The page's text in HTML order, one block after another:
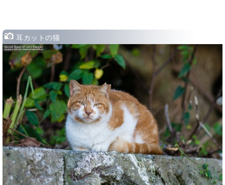
耳カットの猫